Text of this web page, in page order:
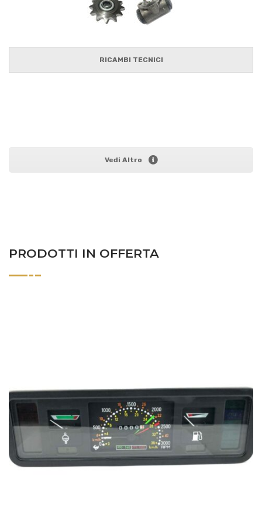
RICAMBI TECNICI
Vedi Altro
PRODOTTI IN OFFERTA